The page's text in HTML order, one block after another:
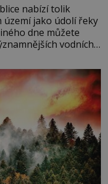
nabízí tolik
území jako údolí řeky
dne můžete
vodních
památek ve